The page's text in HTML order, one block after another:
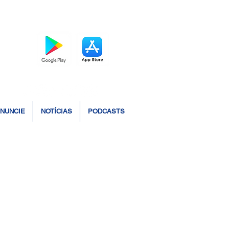
NOTÍCIAS PODCASTS